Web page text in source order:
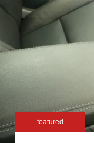
featured